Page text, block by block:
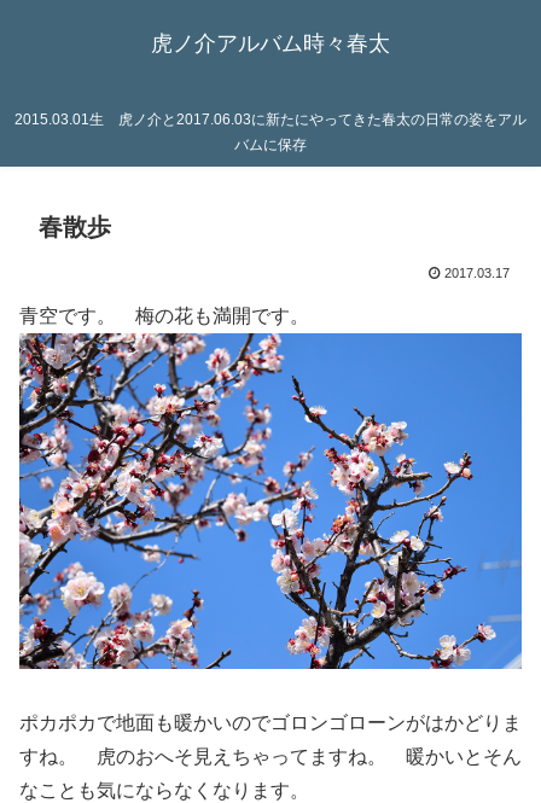
虎ノ介アルバム時々春太
2015.03.01生 虎ノ介と2017.06.03に新たにやってきた春太の日常の姿をアル
バムに保存
春散歩
2017.03.17
青空です。 梅の花も満開です。
ポカポカで地面も暖かいのでゴロンゴローンがはかどりま
すね。 虎のおへそ見えちゃってますね。 暖かいとそん
なことも気にならなくなります。